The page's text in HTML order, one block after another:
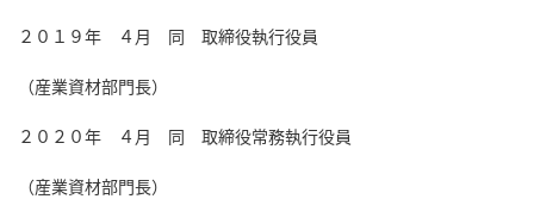
２０１９年 ４月 同 取締役執行役員
（産業資材部門長）
２０２０年 ４月 同 取締役常務執行役員
（産業資材部門長）